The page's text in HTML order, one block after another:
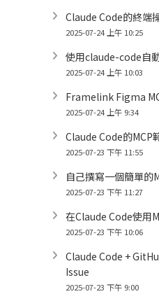
Claude Code的終端
2025-07-24 上午 10:25
使用claude-code自
2025-07-24 上午 10:03
Framelink Figma
2025-07-24 上午 9:34
Claude Code的MCP
2025-07-23 下午 11:55
自己撰寫一個簡單的
2025-07-23 下午 11:27
在Claude Code使用
2025-07-23 下午 10:06
Claude Code +
Issue
2025-07-23 下午 9:00